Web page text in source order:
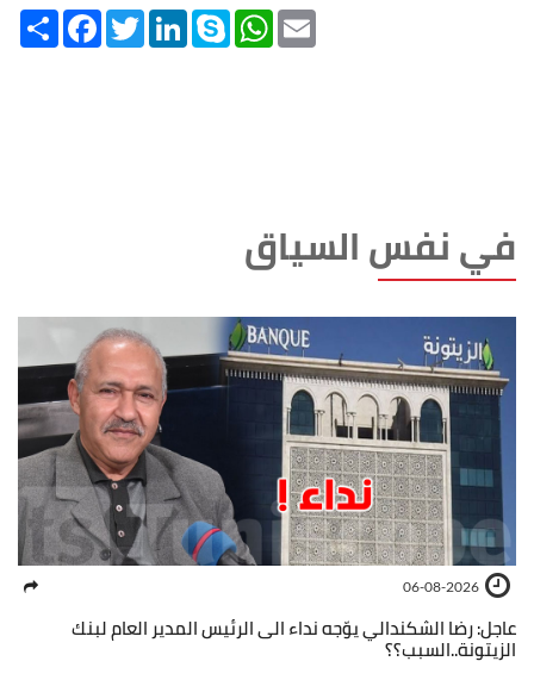
Share FacebookTwitterLinkedInSkype WhatsApp
في نفس السياق
06-08-2026
عاجل: رضا الشكندالي يوّجه نداء الى الرئيس المدير العام لبنك
الزيتونة..السبب؟؟